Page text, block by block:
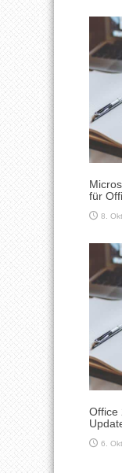
für
8.
Office
6.